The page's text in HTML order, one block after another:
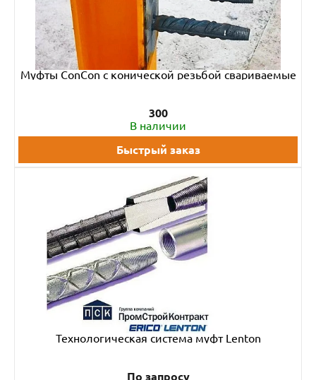
Муфты ConCon с конической резьбой свариваемые
300
В наличии
Быстрый заказ
Технологическая система муфт Lenton
По запросу